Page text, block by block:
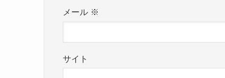
メール ※
サイト